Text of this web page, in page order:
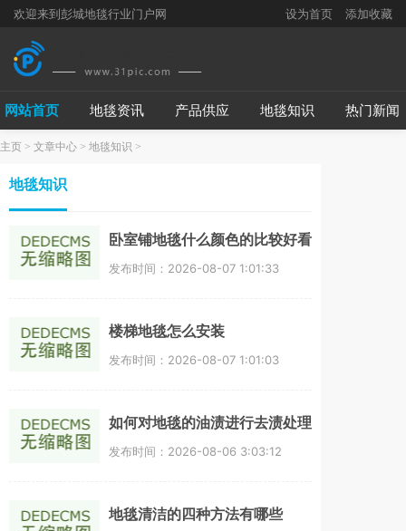
欢迎来到彭城地毯行业门户网 设为首页 添加收藏
网站首页 地毯资讯 产品供应 地毯知识 热门新闻
主页 > 文章中心 > 地毯知识 >
地毯知识
卧室铺地毯什么颜色的比较好看
发布时间：2026-08-07 1:01:33
楼梯地毯怎么安装
发布时间：2026-08-07 1:01:03
如何对地毯的油渍进行去渍处理
发布时间：2026-08-06 3:03:12
地毯清洁的四种方法有哪些